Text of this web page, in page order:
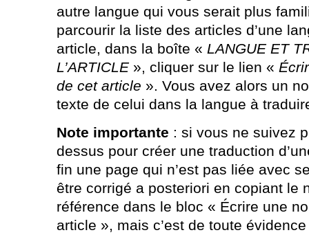
autre langue qui vous serait plus
parcourir la liste des articles d’une
article, dans la boîte « LANGUE ET
L’ARTICLE», cliquer sur le lien «
de cet article ». Vous avez alors un
texte de celui dans la langue à
Note importante : si vous ne suivez
dessus pour créer une traduction
fin une page qui n’est pas liée avec
être corrigé a posteriori en copiant le
référence dans le bloc « Écrire une
article », mais c’est de toute